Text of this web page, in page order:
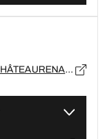
1011 Boulevard Ernest Genevet, 13160 CHÂTEAURENARD